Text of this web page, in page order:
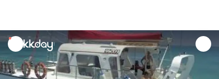
unread
notifications